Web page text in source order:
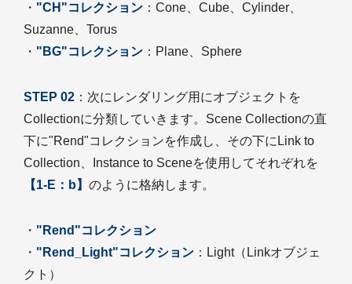
・ "CH"コレクション ：Cone、Cube、Cylinder、
Suzanne、Torus
・ "BG"コレクション ：Plane、Sphere
STEP 02 ：次にレンダリング用にオブジェクトを
Collectionに分類していきます。Scene Collectionの直
下に"Rend"コレクションを作成し、その下にLink to
Collection、Instance to Sceneを使用してそれぞれを
【1-E：b】 のように格納します。
・ "Rend"コレクション
・ "Rend_Light"コレクション ：Light（Linkオブジェ
クト）